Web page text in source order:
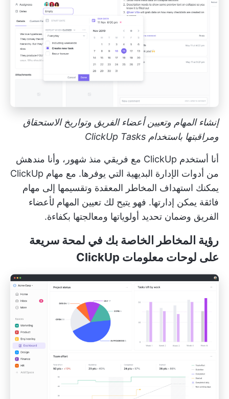
إنشاء المهام وتعيين أعضاء الفريق وتواريخ الاستحقاق
ومراقبتها باستخدام ClickUp Tasks
أنا أستخدم ClickUp مع فريقي منذ شهور، وأنا مندهش
من أدوات الإدارة البديهية التي يوفرها. مع مهام ClickUp
يمكنك استهداف المخاطر المعقدة وتقسيمها إلى مهام
فائقة يمكن إدارتها. فهو يتيح لك تعيين المهام لأعضاء
الفريق وضمان تحديد أولوياتها ومعالجتها بكفاءة.
رؤية المخاطر الخاصة بك في لمحة سريعة
على لوحات معلومات ClickUp